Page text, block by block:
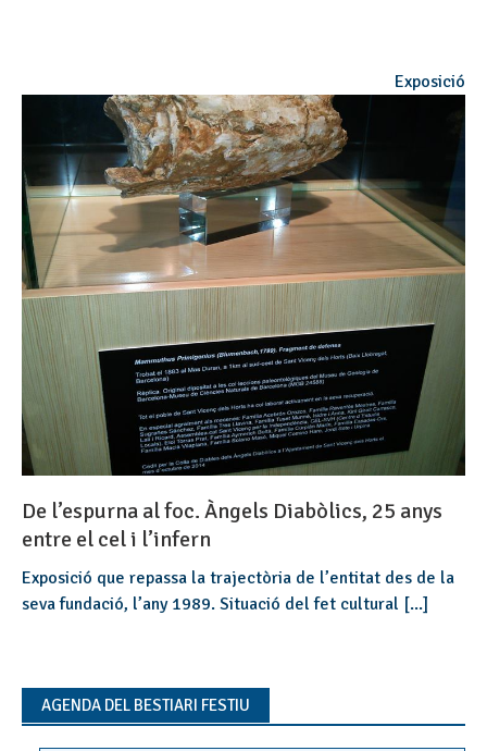
Exposició
De l’espurna al foc. Àngels Diabòlics, 25 anys
entre el cel i l’infern
Exposició que repassa la trajectòria de l’entitat des de la
seva fundació, l’any 1989. Situació del fet cultural [...]
AGENDA DEL BESTIARI FESTIU